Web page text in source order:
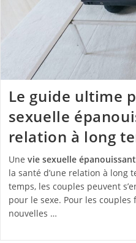
Le guide ultime
sexuelle
relation à long
Une vie sexuelle
la santé d’une relation à long
temps, les couples peuvent
pour le sexe. Pour les couples
nouvelles …